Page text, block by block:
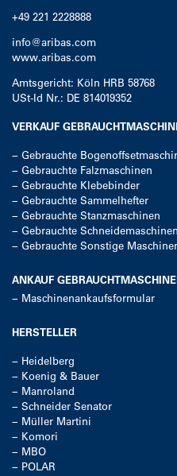
+49 221 2228888
info@aribas.com
www.aribas.com
Amtsgericht: Köln HRB 58768
USt-Id Nr.: DE 814019352
VERKAUF
− Gebrauchte
− Gebrauchte Falzmaschinen
− Gebrauchte Klebebinder
− Gebrauchte Sammelhefter
− Gebrauchte Stanzmaschinen
− Gebrauchte Schneidemaschinen
− Gebrauchte Sonstige
ANKAUF
− Maschinenankaufsformular
HERSTELLER
− Heidelberg
− Koenig & Bauer
− Manroland
− Schneider Senator
− Müller Martini
− Komori
− MBO
− POLAR